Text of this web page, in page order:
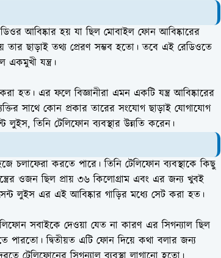
আবিষ্কার হয় যা ছিল মোবাইল ফোন আবিষ্কারের
তার ছাড়াই তথ্য প্রেরণ সম্ভব হতো। তবে এই রেডিওতে
যন্ত্র।
হত। এর ফলে বিজ্ঞানীরা এমন একটি যন্ত্র আবিষ্কারের
সাথে কোন প্রকার তারের সংযোগ ছাড়াই যোগাযোগ
তিনি টেলিফোন ব্যবস্থার উন্নতি করেন।
চলাফেরা করতে পারে। তিনি টেলিফোন ব্যবস্থাকে কিছু
ওজন ছিল প্রায় ৩৬ কিলোগ্রাম এবং এর জন্য খুবই
লুইস এর এই আবিষ্কার গাড়ির মধ্যে সেট করা হত।
সবাইকে দেওয়া যেত না কারণ এর সিগন্যাল ছিল
পারতো। দ্বিতীয়ত এটি ফোন দিয়ে কথা বলার জন্য